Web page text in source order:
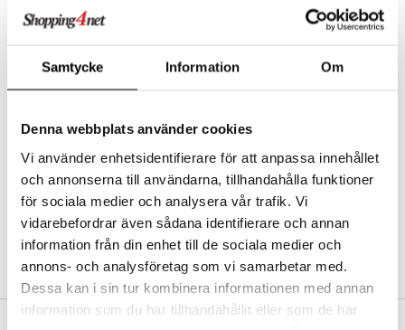
Samtycke Information Om
Denna webbplats använder cookies
Vi använder enhetsidentifierare för att anpassa innehållet
och annonserna till användarna, tillhandahålla funktioner
för sociala medier och analysera vår trafik. Vi
vidarebefordrar även sådana identifierare och annan
information från din enhet till de sociala medier och
annons- och analysföretag som vi samarbetar med.
Dessa kan i sin tur kombinera informationen med annan
information som du har tillhandahållit eller som de har
Luo uusi asiakas
Hyviä tarjouksia
Kestotilaus
Arvostele tuotteita
Toivelistat
LUO ASIAKAS